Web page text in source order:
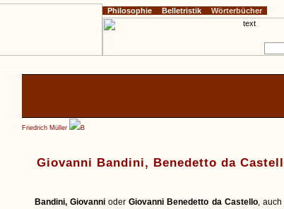
Friedrich Müller B
Giovanni Bandini, Benedetto da
Bandini, Giovanni oderGiovanni Benedetto da Castello, auch
Philosophie Belletristik Wörterbücher